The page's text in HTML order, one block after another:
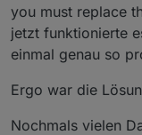
you must replace
jetzt funktionierte
einmal genau so
Ergo war die
Nochmals vielen